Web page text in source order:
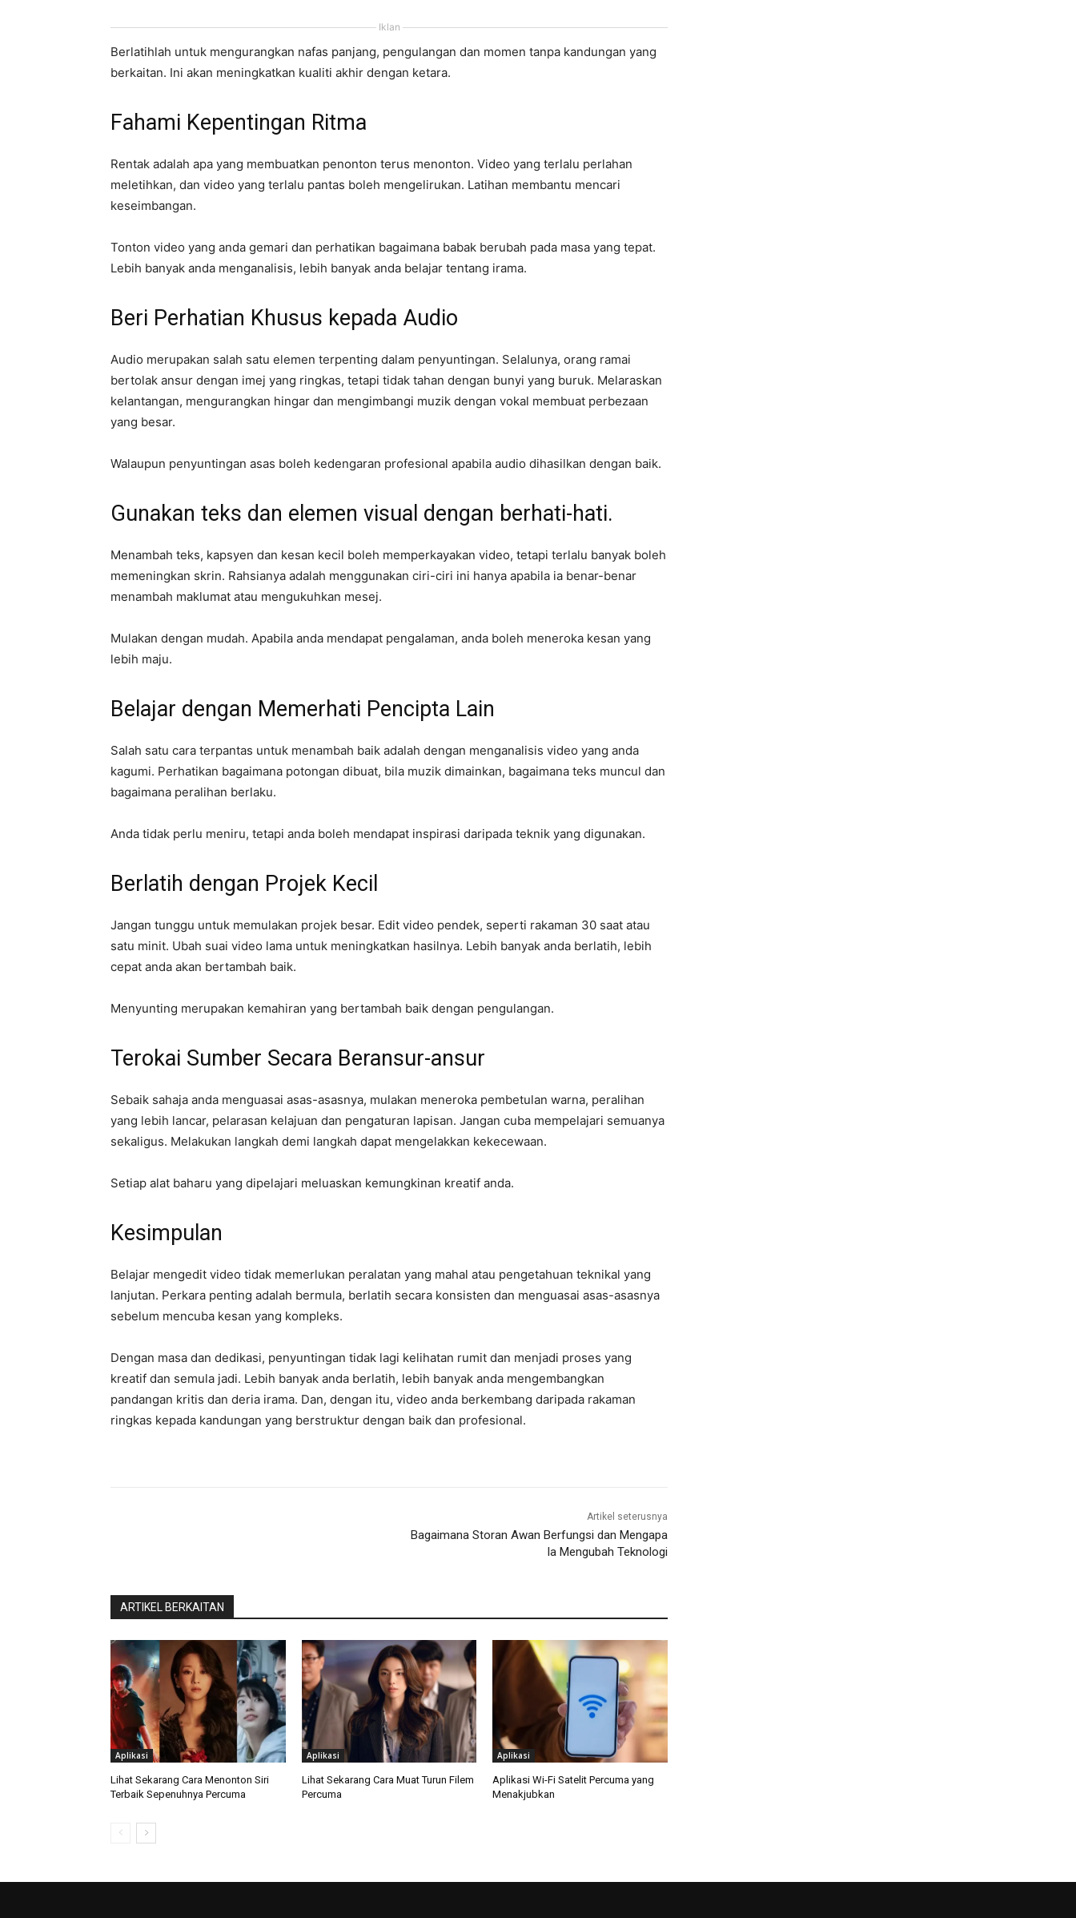
Iklan
Berlatihlah untuk mengurangkan nafas panjang, pengulangan dan momen tanpa kandungan yang
berkaitan. Ini akan meningkatkan kualiti akhir dengan ketara.
Fahami Kepentingan Ritma
Rentak adalah apa yang membuatkan penonton terus menonton. Video yang terlalu perlahan
meletihkan, dan video yang terlalu pantas boleh mengelirukan. Latihan membantu mencari
keseimbangan.
Tonton video yang anda gemari dan perhatikan bagaimana babak berubah pada masa yang tepat.
Lebih banyak anda menganalisis, lebih banyak anda belajar tentang irama.
Beri Perhatian Khusus kepada Audio
Audio merupakan salah satu elemen terpenting dalam penyuntingan. Selalunya, orang ramai
bertolak ansur dengan imej yang ringkas, tetapi tidak tahan dengan bunyi yang buruk. Melaraskan
kelantangan, mengurangkan hingar dan mengimbangi muzik dengan vokal membuat perbezaan
yang besar.
Walaupun penyuntingan asas boleh kedengaran profesional apabila audio dihasilkan dengan baik.
Gunakan teks dan elemen visual dengan berhati-hati.
Menambah teks, kapsyen dan kesan kecil boleh memperkayakan video, tetapi terlalu banyak boleh
memeningkan skrin. Rahsianya adalah menggunakan ciri-ciri ini hanya apabila ia benar-benar
menambah maklumat atau mengukuhkan mesej.
Mulakan dengan mudah. Apabila anda mendapat pengalaman, anda boleh meneroka kesan yang
lebih maju.
Belajar dengan Memerhati Pencipta Lain
Salah satu cara terpantas untuk menambah baik adalah dengan menganalisis video yang anda
kagumi. Perhatikan bagaimana potongan dibuat, bila muzik dimainkan, bagaimana teks muncul dan
bagaimana peralihan berlaku.
Anda tidak perlu meniru, tetapi anda boleh mendapat inspirasi daripada teknik yang digunakan.
Berlatih dengan Projek Kecil
Jangan tunggu untuk memulakan projek besar. Edit video pendek, seperti rakaman 30 saat atau
satu minit. Ubah suai video lama untuk meningkatkan hasilnya. Lebih banyak anda berlatih, lebih
cepat anda akan bertambah baik.
Menyunting merupakan kemahiran yang bertambah baik dengan pengulangan.
Terokai Sumber Secara Beransur-ansur
Sebaik sahaja anda menguasai asas-asasnya, mulakan meneroka pembetulan warna, peralihan
yang lebih lancar, pelarasan kelajuan dan pengaturan lapisan. Jangan cuba mempelajari semuanya
sekaligus. Melakukan langkah demi langkah dapat mengelakkan kekecewaan.
Setiap alat baharu yang dipelajari meluaskan kemungkinan kreatif anda.
Kesimpulan
Belajar mengedit video tidak memerlukan peralatan yang mahal atau pengetahuan teknikal yang
lanjutan. Perkara penting adalah bermula, berlatih secara konsisten dan menguasai asas-asasnya
sebelum mencuba kesan yang kompleks.
Dengan masa dan dedikasi, penyuntingan tidak lagi kelihatan rumit dan menjadi proses yang
kreatif dan semula jadi. Lebih banyak anda berlatih, lebih banyak anda mengembangkan
pandangan kritis dan deria irama. Dan, dengan itu, video anda berkembang daripada rakaman
ringkas kepada kandungan yang berstruktur dengan baik dan profesional.
Artikel seterusnya
Bagaimana Storan Awan Berfungsi dan Mengapa
Ia Mengubah Teknologi
ARTIKEL BERKAITAN
Aplikasi
Lihat Sekarang Cara Menonton Siri
Terbaik Sepenuhnya Percuma
Aplikasi
Lihat Sekarang Cara Muat Turun Filem
Percuma
Aplikasi
Aplikasi Wi-Fi Satelit Percuma yang
Menakjubkan